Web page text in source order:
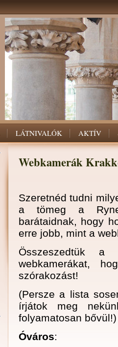
LÁTNIVALÓK AKTÍV
Webkamerák
Szeretnéd tudni
a tömeg a
barátaidnak, hogy
erre jobb, mint a
Összeszedtük a
webkamerákat,
szórakozást!
(Persze a lista
írjátok meg
folyamatosan bővül!)
Óváros: